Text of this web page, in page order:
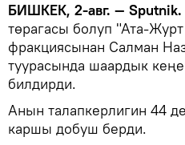
БИШКЕК, 2-авг. — Sputnik.
төрагасы болуп "Ата-
фракциясынан Салман
туурасында шаардык
билдирди.
Анын талапкерлигин 44
каршы добуш берди.